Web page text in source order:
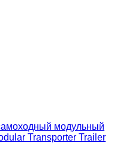
модульный
Transporter Trailer